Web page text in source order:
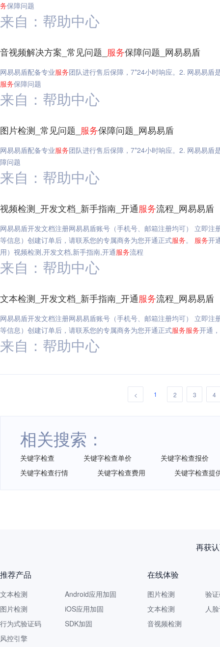
务保障问题
来自：帮助中心
音视频解决方案_常见问题_ 服务保障问题_网易易盾
网易易盾配备专业服务团队进行售后保障，7*24小时响应。2. 网易易盾
服务保障问题
来自：帮助中心
图片检测_常见问题_ 服务保障问题_网易易盾
网易易盾配备专业服务团队进行售后保障，7*24小时响应。2. 网易易盾
障问题
来自：帮助中心
视频检测_开发文档_新手指南_开通服务流程_网易易盾
网易易盾开发文档注册网易易盾账号（手机号、邮箱注册均可） 立即注
等信息）创建订单后，请联系您的专属商务为您开通正式服务。 服务开
用）视频检测,开发文档,新手指南,开通服务流程
来自：帮助中心
文本检测_开发文档_新手指南_开通服务流程_网易易盾
网易易盾开发文档注册网易易盾账号（手机号、邮箱注册均可） 立即注
等信息）创建订单后，请联系您的专属商务为您开通正式服务服务开通
来自：帮助中心
< 1 2 3 4
相关搜索：
关键字检查 关键字检查单价
关键字检查报价
关键字检查行情
关键字检查费用 关键字检查提
再获
推荐产品
文本检测
图片检测
行为式验证码
风控引擎
Android应用加固
iOS应用加固
SDK加固
在线体验
图片检测
文本检测
音视频检测
验
人